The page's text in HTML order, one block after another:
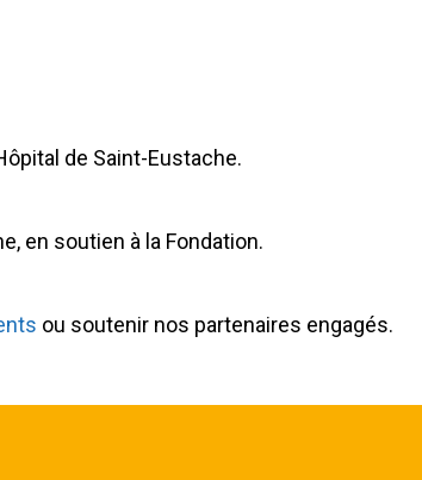
de Saint-Eustache.
en soutien à la Fondation.
ou soutenir nos partenaires engagés.